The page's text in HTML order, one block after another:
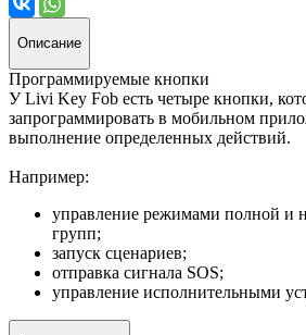
Описание
Программируемые кнопки
У Livi Key Fob есть четыре кнопки,
запрограммировать в мобильном
выполнение определенных действий.
Например:
управление режимами полной и
групп;
запуск сценариев;
отправка сигнала SOS;
управление исполнительными